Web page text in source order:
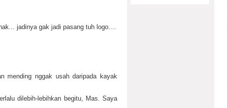
jadinya gak jadi pasang tuh logo....
mending nggak usah daripada kayak
dilebih-lebihkan begitu, Mas. Saya